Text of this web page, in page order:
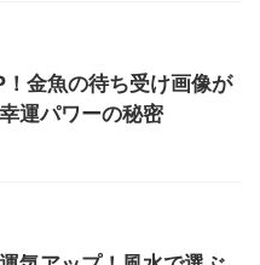
！金魚の待ち受け画像が
運パワーの秘密